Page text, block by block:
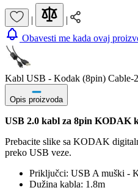
|
|
Obavesti me kada ovaj
Kabl USB - Kodak (8pin) Cable-
Opis proizvoda
USB 2.0 kabl za 8pin KODAK
Prebacite slike sa KODAK
preko USB veze.
Priključci: USB A muški -
Dužina kabla: 1.8m